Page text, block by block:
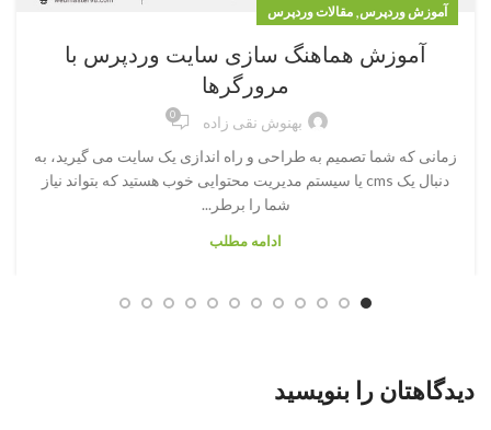
آموزش وردپرس, مقالات وردپرس
آموزش هماهنگ سازی سایت وردپرس با
مرورگرها
بهنوش نقی زاده 0
زمانی که شما تصمیم به طراحی و راه اندازی یک سایت می گیرید، به
دنبال یک cms یا سیستم مدیریت محتوایی خوب هستید که بتواند نیاز
شما را برطر...
ادامه مطلب
دیدگاهتان را بنویسید